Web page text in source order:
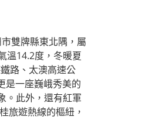
雙牌縣東北隅，屬
溫14.2度，冬暖夏
路、太澳高速公
是一座巍峨秀美的
。此外，還有紅軍
旅遊熱線的樞紐，